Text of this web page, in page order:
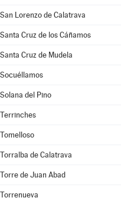
San Lorenzo de Calatrava
Santa Cruz de los Cáñamos
Santa Cruz de Mudela
Socuéllamos
Solana del Pino
Terrinches
Tomelloso
Torralba de Calatrava
Torre de Juan Abad
Torrenueva